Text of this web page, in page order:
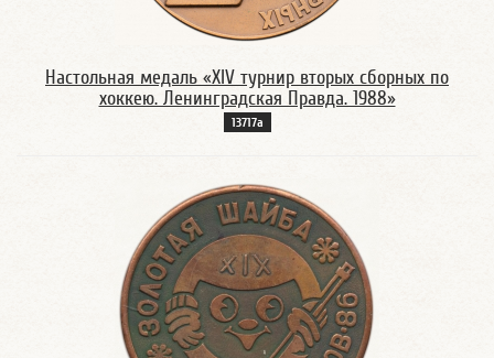
Настольная медаль «XIV турнир вторых сборных по
хоккею. Ленинградская Правда. 1988»
13717а